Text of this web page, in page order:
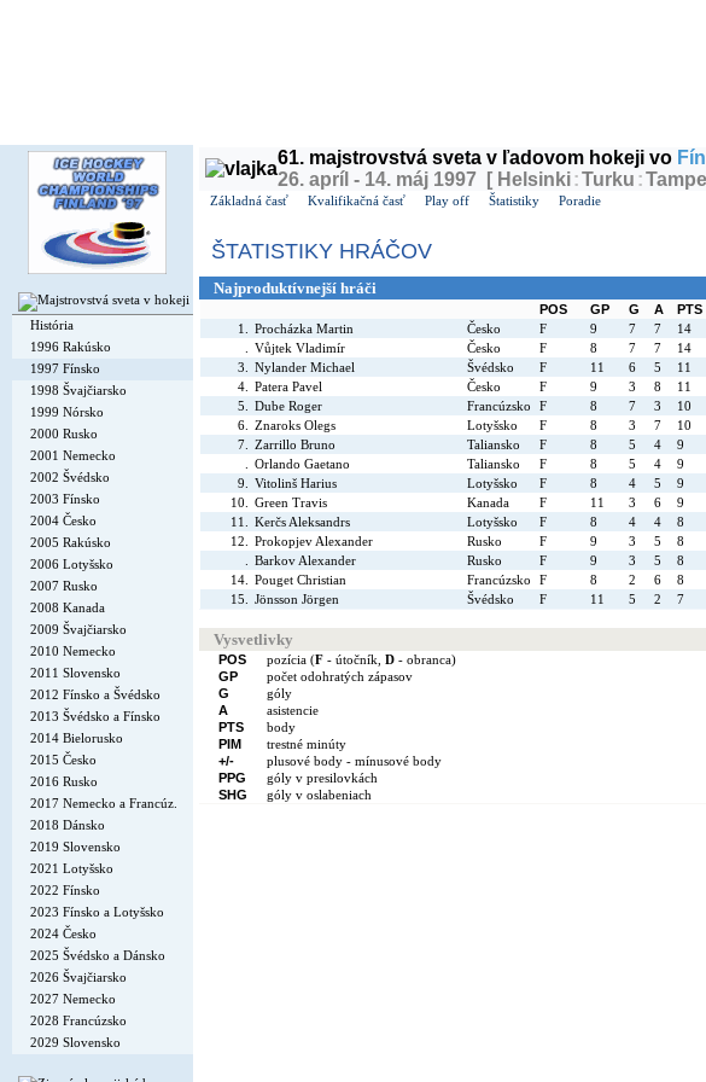
História
1996 Rakúsko
1997 Fínsko
1998 Švajčiarsko
1999 Nórsko
2000 Rusko
2001 Nemecko
2002 Švédsko
2003 Fínsko
2004 Česko
2005 Rakúsko
2006 Lotyšsko
2007 Rusko
2008 Kanada
2009 Švajčiarsko
2010 Nemecko
2011 Slovensko
2012 Fínsko a Švédsko
2013 Švédsko a Fínsko
2014 Bielorusko
2015 Česko
2016 Rusko
2017 Nemecko a Francúz.
2018 Dánsko
2019 Slovensko
2021 Lotyšsko
2022 Fínsko
2023 Fínsko a Lotyšsko
2024 Česko
2025 Švédsko a Dánsko
2026 Švajčiarsko
2027 Nemecko
2028 Francúzsko
2029 Slovensko
61. majstrovstvá sveta v ľadovom hokeji vo
26. apríl - 14. máj 1997 [ Helsinki:Turku :
Základná časť Kvalifikačná časť Play off Štatistiky Poradie
ŠTATISTIKY HRÁČOV
Najproduktívnejší hráči
POS GP G A PTS
1.
Procházka Martin Česko F 9 7 7 14
Vůjtek Vladimír Česko F 8 7 7 14
3.
Nylander Michael Švédsko F 11 6 5 11
4.
Patera Pavel Česko F 9 3 8 11
5.
Dube Roger Francúzsko F 8 7 3 10
6.
Znaroks Olegs Lotyšsko F 8 3 7 10
7.
Zarrillo Bruno Taliansko F 8 5 4 9
Orlando Gaetano Taliansko F 8 5 4 9
9.
Vitolinš Harius Lotyšsko F 8 4 5 9
10.
Green Travis Kanada F 11 3 6 9
11.
Kerčs Aleksandrs Lotyšsko F 8 4 4 8
12.
Prokopjev Alexander Rusko F 9 3 5 8
Barkov Alexander Rusko F 9 3 5 8
14.
Pouget Christian Francúzsko F 8 2 6 8
15.
Jönsson Jörgen Švédsko F 11 5 2 7
Vysvetlivky
POS pozícia (F - útočník, D - obranca)
GP
počet odohratých zápasov
G
góly
A
asistencie
PTS
body
PIM
trestné minúty
+/-
plusové body - mínusové body
PPG
góly v presilovkách
SHG
góly v oslabeniach